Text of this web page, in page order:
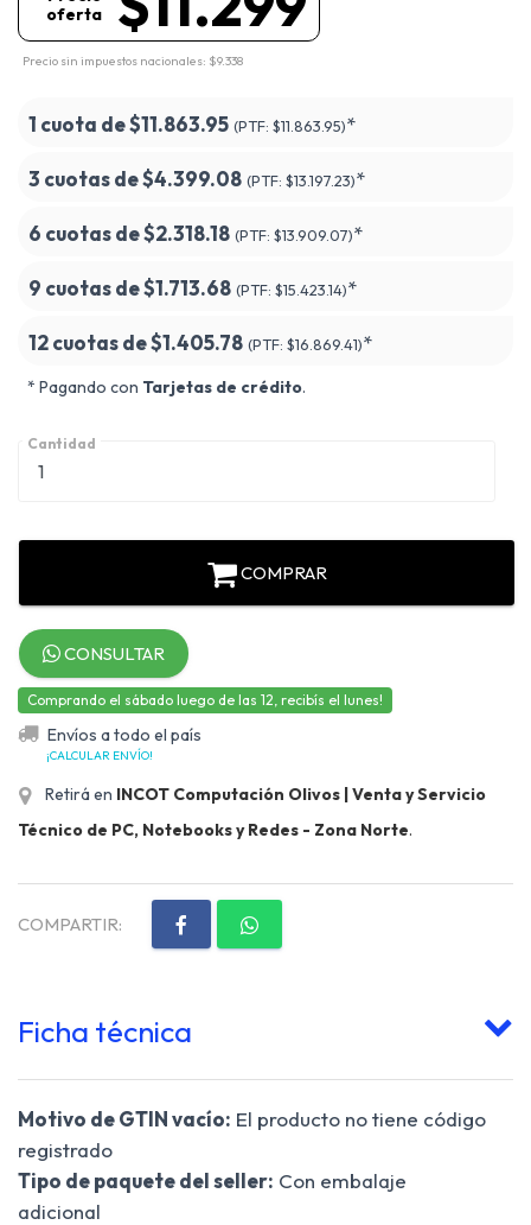
oferta
Precio sin impuestos nacionales: $9.338
1 cuota de$11.863.95 (PTF: $11.863.95)*
3 cuotas de$4.399.08 (PTF: $13.197.23)*
6 cuotas de$2.318.18 (PTF: $13.909.07)*
9 cuotas de$1.713.68 (PTF: $15.423.14)*
12 cuotas de$1.405.78 (PTF: $16.869.41)*
* Pagando con Tarjetas de crédito.
Cantidad
COMPRAR
CONSULTAR
Comprando el sábado luego de las 12, recibís el lunes!
Envíos a todo el país
¡CALCULAR ENVÍO!
Retirá en INCOT Computación Olivos | Venta y Servicio
Técnico de PC, Notebooks y Redes - Zona Norte.
COMPARTIR:
Ficha técnica
Motivo de GTIN vacío: El producto no tiene código
registrado
Tipo de paquete del seller: Con embalaje
adicional